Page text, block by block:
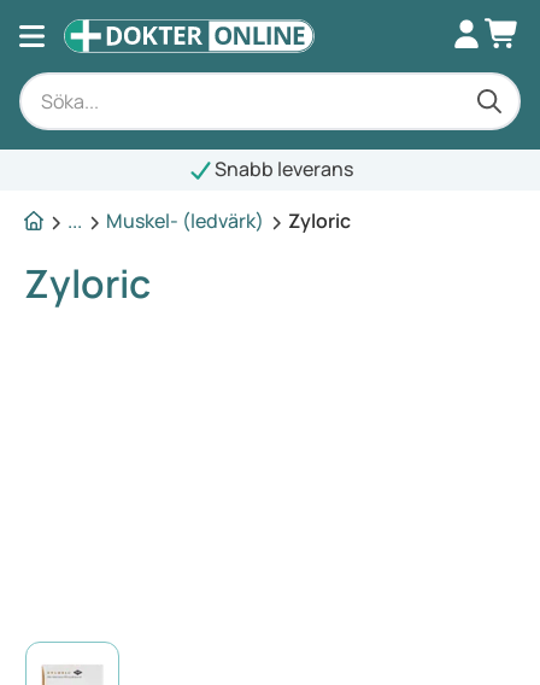
Snabb leverans
...
Muskel- (ledvärk) Zyloric
Zyloric